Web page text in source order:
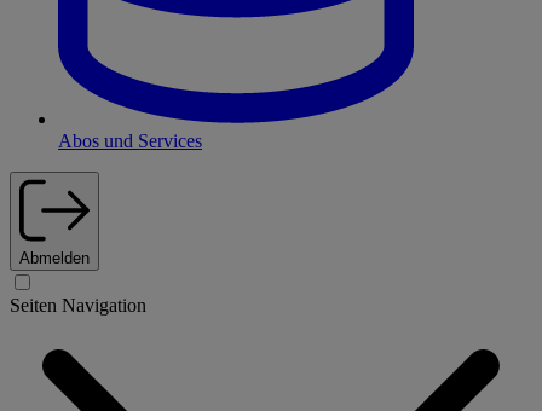
Abos und Services
Abmelden
Seiten Navigation